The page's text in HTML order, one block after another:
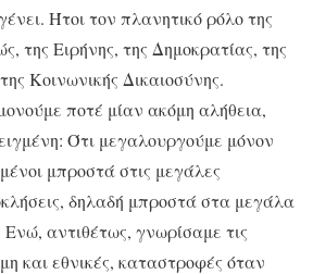
Ήτοι τον πλανητικό ρόλο της
της Ειρήνης, της Δημοκρατίας, της
Κοινωνικής Δικαιοσύνης.
ποτέ μίαν ακόμη αλήθεια,
Ότι μεγαλουργούμε μόνον
μπροστά στις μεγάλες
δηλαδή μπροστά στα μεγάλα
αντιθέτως, γνωρίσαμε τις
και εθνικές, καταστροφές όταν